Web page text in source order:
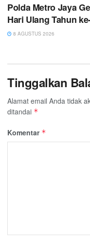
Polda Metro Jaya
Hari Ulang Tahun
8 AGUSTUS 2026
Tinggalkan
Alamat email Anda tidak
ditandai *
Komentar *